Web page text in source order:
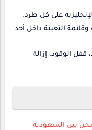
على كل طرد.
التعبئة داخل أحد
الوقود، إزالة
بين السعودية